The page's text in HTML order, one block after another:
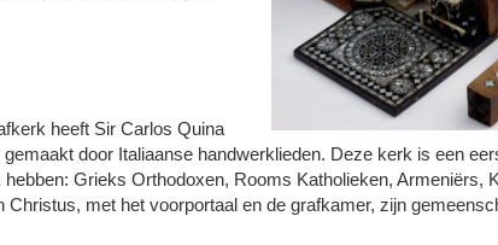
heeft Sir Carlos Quina
door Italiaanse handwerklieden. Deze kerk is een
Grieks Orthodoxen, Rooms Katholieken, Armeniërs,
met het voorportaal en de grafkamer, zijn